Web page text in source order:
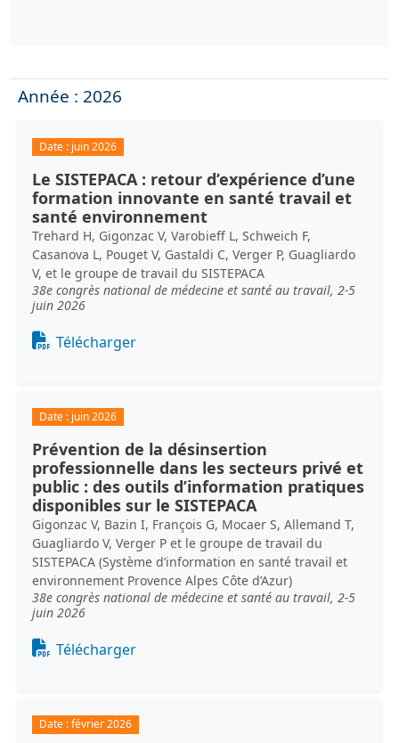
Année : 2026
Date : juin 2026
Le SISTEPACA : retour d’expérience d’une
formation innovante en santé travail et
santé environnement
Trehard H, Gigonzac V, Varobieff L, Schweich F,
Casanova L, Pouget V, Gastaldi C, Verger P, Guagliardo
V, et le groupe de travail du SISTEPACA
38e congrès national de médecine et santé au travail, 2-5
juin 2026
Document
Télécharger
Date : juin 2026
Prévention de la désinsertion
professionnelle dans les secteurs privé et
public : des outils d’information pratiques
disponibles sur le SISTEPACA
Gigonzac V, Bazin I, François G, Mocaer S, Allemand T,
Guagliardo V, Verger P et le groupe de travail du
SISTEPACA (Système d’information en santé travail et
environnement Provence Alpes Côte d’Azur)
38e congrès national de médecine et santé au travail, 2-5
juin 2026
Document
Télécharger
Date :février 2026